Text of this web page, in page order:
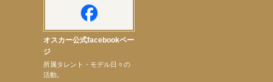
オスカー公式facebookペー
ジ
所属タレント・モデル日々の
活動。